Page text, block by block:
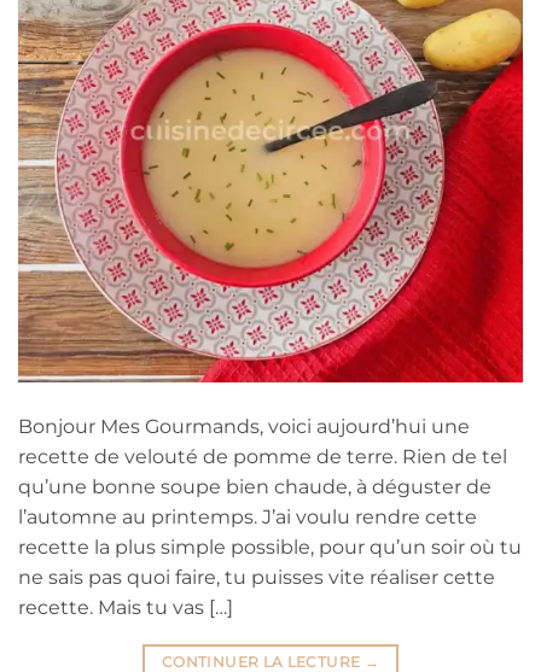
Bonjour Mes Gourmands, voici aujourd’hui une
recette de velouté de pomme de terre. Rien de tel
qu’une bonne soupe bien chaude, à déguster de
l’automne au printemps. J’ai voulu rendre cette
recette la plus simple possible, pour qu’un soir où tu
ne sais pas quoi faire, tu puisses vite réaliser cette
recette. Mais tu vas […]
CONTINUER LA LECTURE →